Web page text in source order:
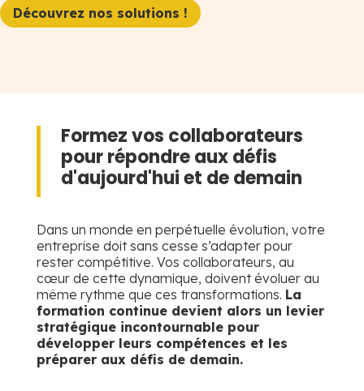
Découvrez nos solutions !
Formez vos collaborateurs
pour répondre aux défis
d'aujourd'hui et de demain
Dans un monde en perpétuelle évolution, votre
entreprise doit sans cesse s’adapter pour
rester compétitive. Vos collaborateurs, au
cœur de cette dynamique, doivent évoluer au
même rythme que ces transformations. La
formation continue devient alors un levier
stratégique incontournable pour
développer leurs compétences et les
préparer aux défis de demain.